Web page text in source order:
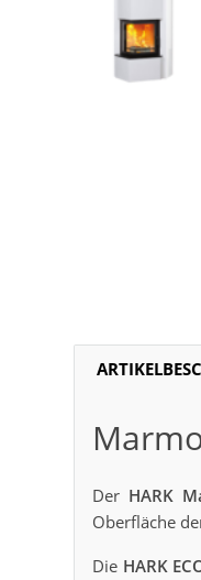
Der HARK
Oberfläche
Die HARK